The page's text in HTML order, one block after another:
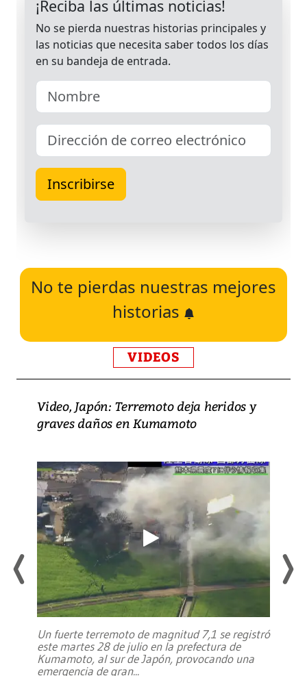
No te pierdas nuestras mejores
historias
VIDEOS
Video, Japón: Terremoto deja heridos y
graves daños en Kumamoto
Un fuerte terremoto de magnitud 7,1 se registró
este martes 28 de julio en la prefectura de
Kumamoto, al sur de Japón, provocando una
emergencia de gran...